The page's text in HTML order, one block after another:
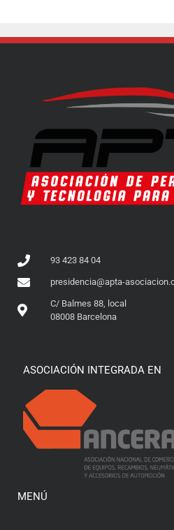
93 423 84 04
presidencia@apta-
C/ Balmes 88, local
08008 Barcelona
ASOCIACIÓN INTEGRADA EN
MENÚ